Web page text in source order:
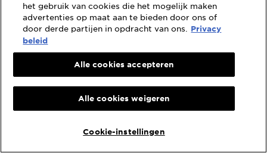
⊞
Product Ontvangen
★★★★★
★★★★★
Joyce V
Dit is een heel fijn product! Het reinigt de huid goed. Make-up is er
makkelijk mee te verwijderen. De huid is na gebruik lekker zacht
en schoon. Door de vitamine c lijkt mijn huid een mooie glow te
krijgen. De huid word gereinigd en verzorgd tegelijkertijd!
Ontving een geschenk voor deze beoordeling
het gebruik van cookies die het mogelijk maken
advertenties op maat aan te bieden door ons of
door derde partijen in opdracht van ons.
Privacy
beleid
Cookie-instellingen
Alle cookies weigeren
Alle cookies accepteren